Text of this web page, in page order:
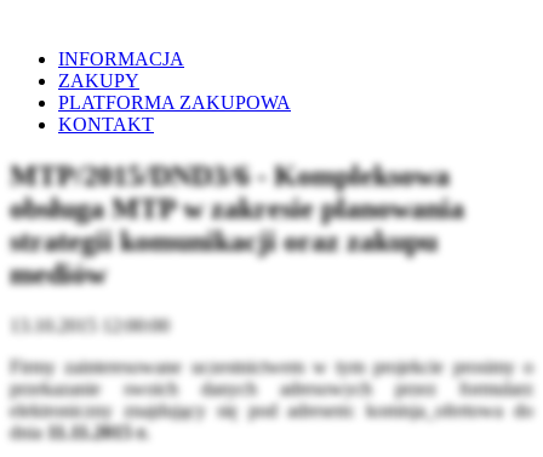
INFORMACJA
ZAKUPY
PLATFORMA ZAKUPOWA
KONTAKT
MTP/2015/DND3/6 - Kompleksowa
obsługa MTP w zakresie planowania
strategii komunikacji oraz zakupu
mediów
13.10.2015 12:00:00
Firmy zainteresowane uczestnictwem w tym projekcie prosimy o
przekazanie swoich danych adresowych przez formularz
elektroniczny znajdujący się pod adresem:
komisja_ofertowa do
dnia 11.11.2015 r.